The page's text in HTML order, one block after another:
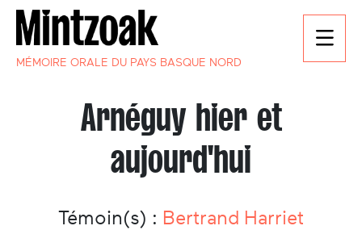
MÉMOIRE ORALE DU PAYS BASQUE NORD
Arnéguy hier et
aujourd'hui
Témoin(s) : Bertrand Harriet